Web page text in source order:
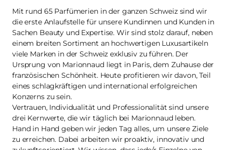
Mit rund 65 Parfümerien in der ganzen Schweiz sind wir
die erste Anlaufstelle für unsere Kundinnen und Kunden in
Sachen Beauty und Expertise. Wir sind stolz darauf, neben
einem breiten Sortiment an hochwertigen Luxusartikeln
viele Marken in der Schweiz exklusiv zu führen. Der
Ursprung von Marionnaud liegt in Paris, dem Zuhause der
französischen Schönheit. Heute profitieren wir davon, Teil
eines schlagkräftigen und international erfolgreichen
Konzerns zu sein.
Vertrauen, Individualität und Professionalität sind unsere
drei Kernwerte, die wir täglich bei Marionnaud leben.
Hand in Hand geben wir jeden Tag alles, um unsere Ziele
zu erreichen. Dabei arbeiten wir proaktiv, innovativ und